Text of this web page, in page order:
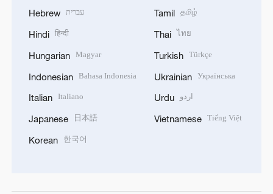
Hebrew עברית
Hindi हिन्दी
Hungarian Magyar
Indonesian Bahasa Indonesia
Italian Italiano
Japanese 日本語
Korean 한국어
Tamil தமிழ்
Thai ไทย
Turkish Türkçe
Ukrainian Українська
Urdu اردو
Vietnamese Tiếng Việt